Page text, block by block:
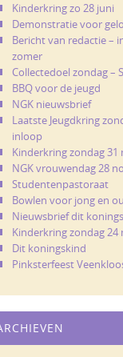
Kinderkring zo 28 juni
Demonstratie voor
Bericht van redactie –
zomer
Collectedoel zondag –
BBQ voor de jeugd
NGK nieuwsbrief
Laatste Jeugdkring
inloop
Kinderkring zondag 31
NGK vrouwendag 28
Studentenpastoraat
Bowlen voor jong en
Nieuwsbrief dit
Kinderkring zondag 24
Dit koningskind
Pinksterfeest